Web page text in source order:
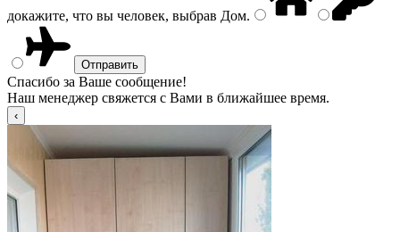
докажите, что вы человек, выбрав Дом.
Спасибо за Ваше сообщение!
Наш менеджер свяжется с Вами в ближайшее время.